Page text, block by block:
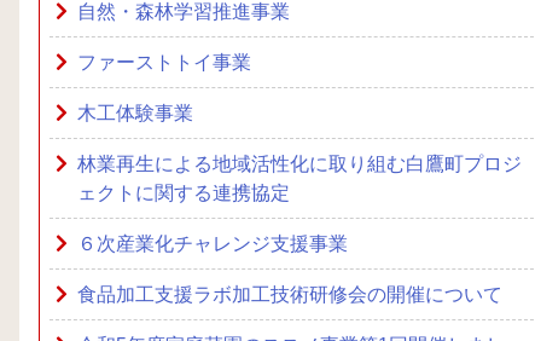
自然・森林学習推進事業
ファーストトイ事業
木工体験事業
林業再生による地域活性化に取り組む白鷹町プロジ
ェクトに関する連携協定
６次産業化チャレンジ支援事業
食品加工支援ラボ加工技術研修会の開催について